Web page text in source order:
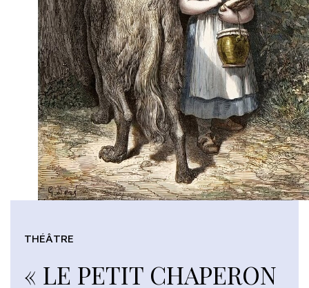
« LE PETIT CHAPERON
THÉÂTRE